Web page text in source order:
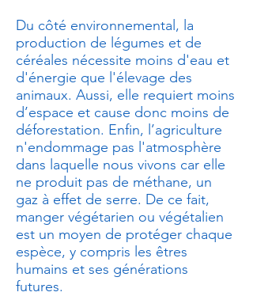
Du côté environnemental, la
production de légumes et de
céréales nécessite moins d'eau et
d'énergie que l'élevage des
animaux. Aussi, elle requiert moins
d’espace et cause donc moins de
déforestation. Enfin, l’agriculture
n'endommage pas l'atmosphère
dans laquelle nous vivons car elle
ne produit pas de méthane, un
gaz à effet de serre. De ce fait,
manger végétarien ou végétalien
est un moyen de protéger chaque
espèce, y compris les êtres
humains et ses générations
futures.